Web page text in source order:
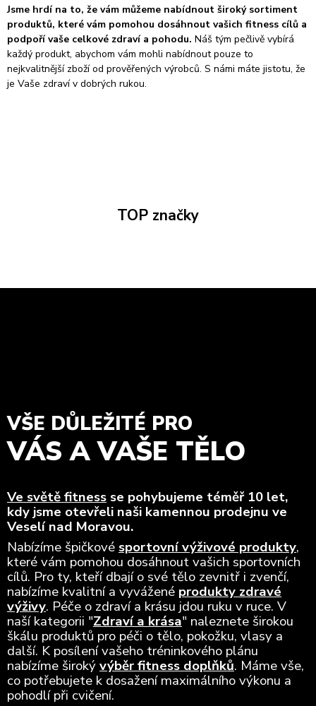
Jsme hrdí na to, že vám můžeme nabídnout široký sortiment
produktů, které vám pomohou dosáhnout vašich fitness cílů a
podpoří vaše celkové zdraví a pohodu. Náš tým pečlivě vybírá
každý produkt, abychom vám mohli nabídnout pouze to
nejkvalitnější zboží od prověřených výrobců. S námi máte jistotu, že
je Vaše zdraví v dobrých rukou.
TOP značky
VŠE DŮLEŽITÉ PRO
VÁS A VAŠE TĚLO
Ve světě fitness se pohybujeme téměř 10 let,
kdy jsme otevřeli naši kamennou prodejnu ve
Veselí nad Moravou.
Nabízíme špičkovésportovní výživové produkty,
které vám pomohou dosáhnout vašich sportovních
cílů. Pro ty, kteří dbají o své tělo zevnitř i zvenčí,
nabízíme kvalitní a vyvážené produkty zdravé
výživy. Péče o zdraví a krásu jdou ruku v ruce. V
naší kategorii "Zdraví a krása" naleznete širokou
škálu produktů pro péči o tělo, pokožku, vlasy a
další. K posílení vašeho tréninkového plánu
nabízíme širokývýběr fitness doplňků. Máme vše,
co potřebujete k dosažení maximálního výkonu a
pohodlí při cvičení.